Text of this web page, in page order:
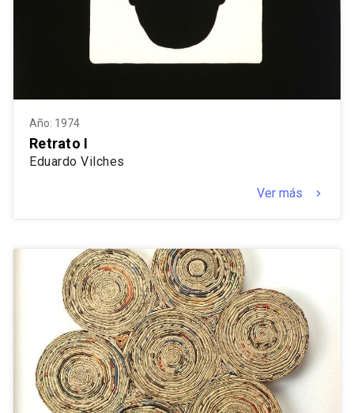
Año: 1974
Retrato I
Eduardo Vilches
Ver más keyboard_arrow_right